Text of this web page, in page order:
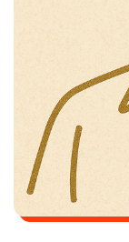
На часі
Про нас
Підтримати
Команда
Контакти
Співпраця
Медіакіт